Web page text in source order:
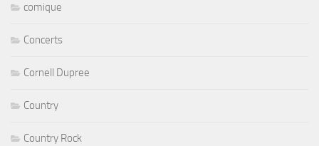
comique
Concerts
Cornell Dupree
Country
Country Rock